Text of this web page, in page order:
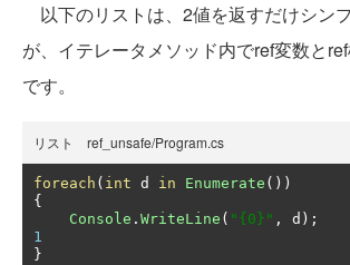
以下のリストは、2値を返すだけシン
が、イテレータメソッド内でref変数と
です。
リスト ref_unsafe/Program.cs
foreach ( int d in Enumerate ())
{
Console . WriteLine ( "{0}" , d );
1
}